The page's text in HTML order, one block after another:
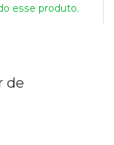
esse produto.
de